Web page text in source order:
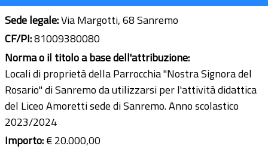
Sede legale:Via Margotti, 68 Sanremo
CF/PI:81009380080
Norma o il titolo a base dell'attribuzione:
Locali di proprietà della Parrocchia "Nostra Signora del
Rosario" di Sanremo da utilizzarsi per l'attività didattica
del Liceo Amoretti sede di Sanremo. Anno scolastico
2023/2024
Importo:€ 20.000,00